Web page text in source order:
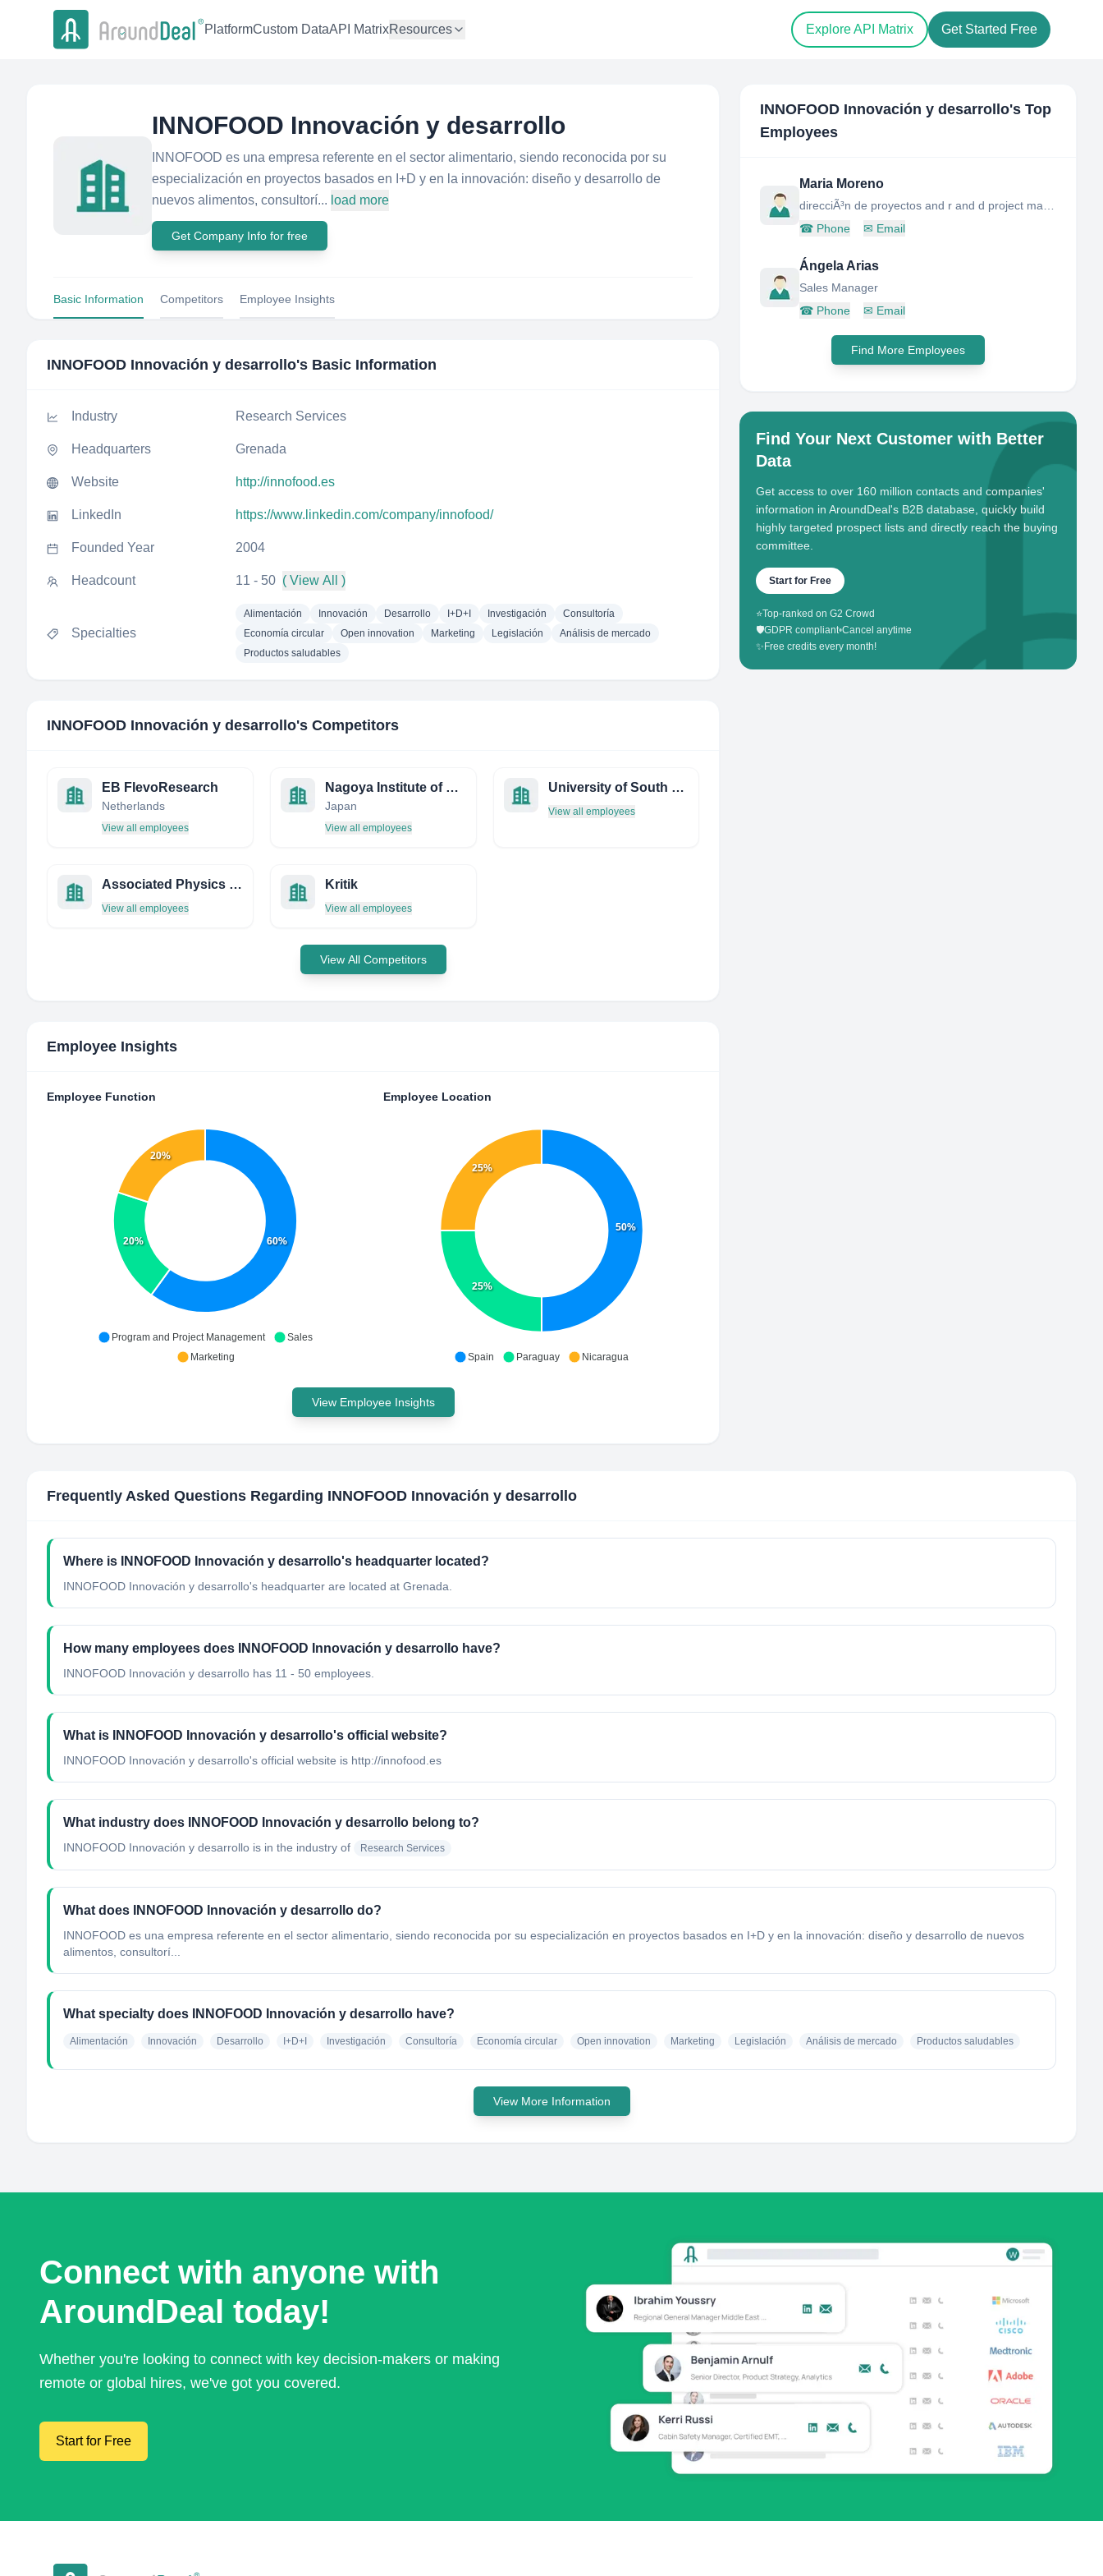
PlatformCustom DataAPI MatrixResources Explore API Matrix Get Started Free
INNOFOOD Innovación y desarrollo
INNOFOOD es una empresa referente en el sector alimentario, siendo reconocida por su
especialización en proyectos basados en I+D y en la innovación: diseño y desarrollo de
nuevos alimentos, consultorí... load more
Get Company Info for free
Basic Information Competitors Employee Insights
INNOFOOD Innovación y desarrollo's Basic Information
Industry Research Services
Headquarters Grenada
Website http://innofood.es
LinkedIn https://www.linkedin.com/company/innofood/
Founded Year 2004
Headcount 11 - 50 ( View All )
Specialties
Alimentación Innovación Desarrollo I+D+I Investigación
Consultoría
Economía circular
Open innovation Marketing Legislación
Análisis de mercado
Productos saludables
INNOFOOD Innovación y desarrollo's Competitors
EB FlevoResearch
Netherlands
View all employees
Nagoya Institute of Technology
Japan
View all employees
University of South Bohemia in Ceske Budejovice, Faculty of Fisheries and Protection of Waters
View all employees
Associated Physics OF America, LLC
View all employees
Kritik
View all employees
View All Competitors
Employee Insights
Employee Function
60%
20%
20%
Program and Project Management
Sales
Marketing
Employee Location
50%
25%
25%
Spain Paraguay Nicaragua
View Employee Insights
INNOFOOD Innovación y desarrollo's Top
Employees
Maria Moreno
☎ Phone ✉ Email
Ángela Arias
Sales Manager
☎ Phone ✉ Email
Find More Employees
Find Your Next Customer with Better
Data
Get access to over 160 million contacts and companies'
information in AroundDeal's B2B database, quickly build
highly targeted prospect lists and directly reach the buying
committee.
Start for Free
⭐Top-ranked on G2 Crowd
🛡️GDPR compliant•Cancel anytime
✨ Free credits every month!
Frequently Asked Questions Regarding INNOFOOD Innovación y desarrollo
Where is INNOFOOD Innovación y desarrollo's headquarter located?
INNOFOOD Innovación y desarrollo's headquarter are located at Grenada.
How many employees does INNOFOOD Innovación y desarrollo have?
INNOFOOD Innovación y desarrollo has 11 - 50 employees.
What is INNOFOOD Innovación y desarrollo's official website?
INNOFOOD Innovación y desarrollo's official website is http://innofood.es
What industry does INNOFOOD Innovación y desarrollo belong to?
INNOFOOD Innovación y desarrollo is in the industry of Research Services
What does INNOFOOD Innovación y desarrollo do?
INNOFOOD es una empresa referente en el sector alimentario, siendo reconocida por su especialización en proyectos basados en I+D y en la innovación: diseño y desarrollo de nuevos
alimentos, consultorí...
What specialty does INNOFOOD Innovación y desarrollo have?
Alimentación Innovación Desarrollo I+D+I Investigación Consultoría Economía circular Open innovation Marketing Legislación Análisis de mercado Productos saludables
View More Information
Connect with anyone with
AroundDeal today!
Whether you're looking to connect with key decision-makers or making
remote or global hires, we've got you covered.
Start for Free